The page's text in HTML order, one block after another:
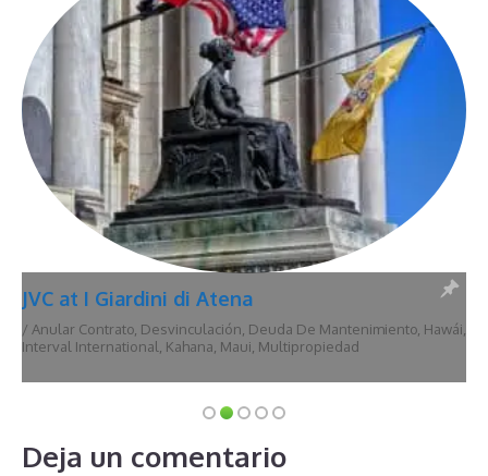
JVC at I Giardini di Atena
/ Anular Contrato, Desvinculación, Deuda De Mantenimiento, Hawái,
Interval International, Kahana, Maui, Multipropiedad
Deja un comentario